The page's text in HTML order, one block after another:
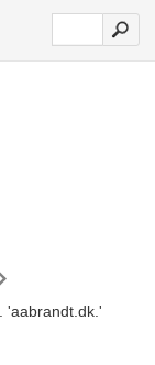
'aabrandt.dk.'